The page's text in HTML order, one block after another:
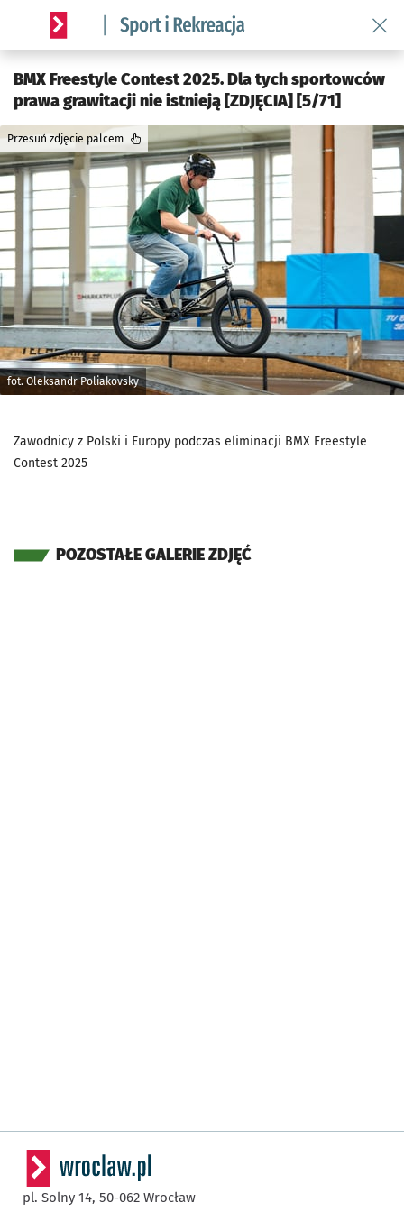
Serwis informacyjny wroclaw.pl podserwis: Sport i rekreacja
BMX Freestyle Contest 2025. Dla tych sportowców
prawa grawitacji nie istnieją [ZDJĘCIA] [5/71]
fot. Oleksandr Poliakovsky
Przesuń zdjęcie palcem
Zawodnicy z Polski i Europy podczas eliminacji BMX Freestyle
Contest 2025
POZOSTAŁE GALERIE ZDJĘĆ
pl. Solny 14, 50-062 Wrocław